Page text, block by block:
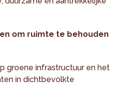
om ruimte te behouden
groene infrastructuur en het
in dichtbevolkte